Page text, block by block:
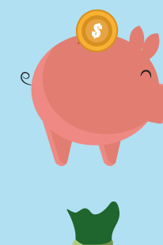
Caldo cotone
Collezione
Solo articoli in offerta